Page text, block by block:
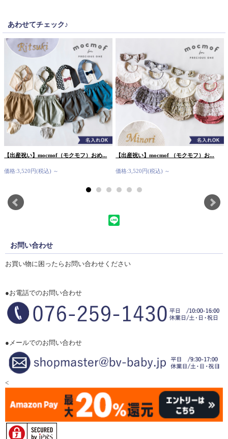
あわせてチェック♪
【出産祝い】mocmof（モクモフ）おめ...
価格:3,520円(税込) ～
【出産祝い】mocmof （モクモフ）お...
価格:3,520円(税込) ～
お問い合わせ
お買い物に困ったらお問い合わせください
●お電話でのお問い合わせ
●メールでのお問い合わせ
<